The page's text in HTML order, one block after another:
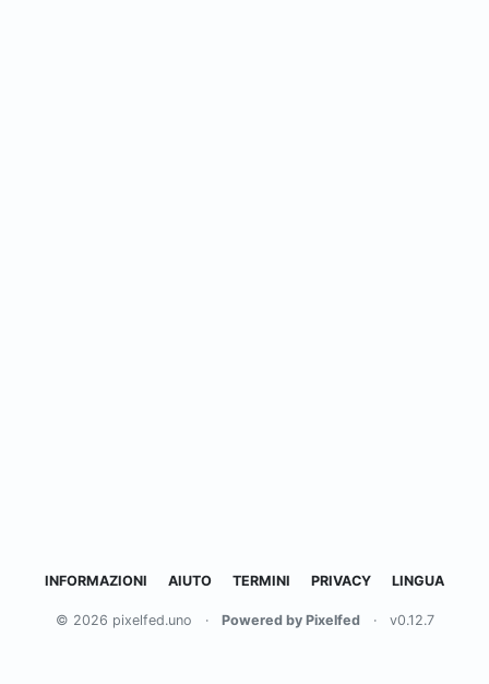
INFORMAZIONI AIUTO TERMINI PRIVACY LINGUA
© 2026 pixelfed.uno · Powered by Pixelfed · v0.12.7